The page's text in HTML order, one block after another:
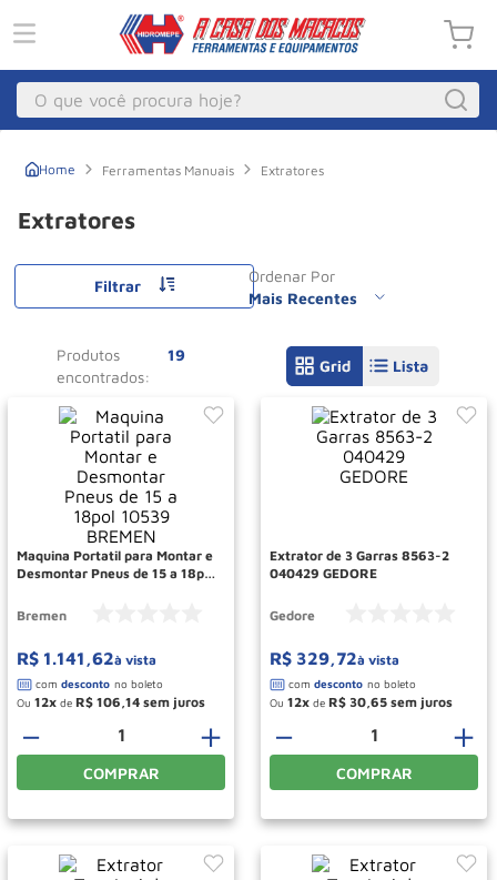
O que você procura hoje?
Ferramentas Manuais Extratores
Extratores
Ordenar Por
Mais Recentes
Filtrar
19
Produtos
Maquina Portatil para Montar e
Desmontar Pneus de 15 a 18pol
Bremen
R$ 1.141 ,62à vista
Ou 12 de R$ 106,14
＋
－
COMPRAR
Extrator de 3 Garras 8563-2
040429 GEDORE
Gedore
R$ 329,72à vista
Ou 12 de R$ 30,65
＋
－
COMPRAR
1 º Macacos
Macaco Jacare
Talha Eletrica
Talha
Rodizio
Roda